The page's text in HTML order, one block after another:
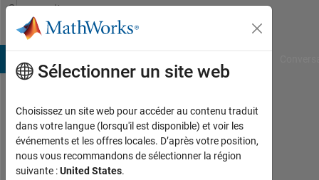
Passer au contenu
Community
Profile
Jonathan
Broyles
Last
Sélectionner un site web
Choisissez un site web pour accéder au contenu traduit
dans votre langue (lorsqu'il est disponible) et voir les
événements et les offres locales. D’après votre position,
nous vous recommandons de sélectionner la région
suivante :United States.